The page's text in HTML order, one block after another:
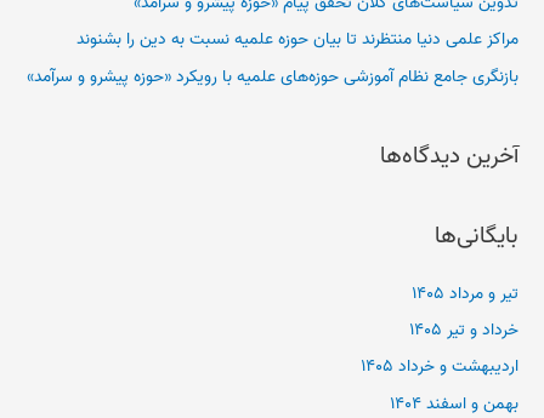
:
مراکز علمی دنیا منتظرند تا بیان حوزه علمیه نسبت به دین را بشنوند
بازنگری جامع نظام آموزشی حوزه‌های علمیه با رویکرد «حوزه پیشرو و سرآمد»
آخرین دیدگاه‌ها
بایگانی‌ها
تیر و مرداد ۱۴۰۵
خرداد و تیر ۱۴۰۵
اردیبهشت و خرداد ۱۴۰۵
بهمن و اسفند ۱۴۰۴